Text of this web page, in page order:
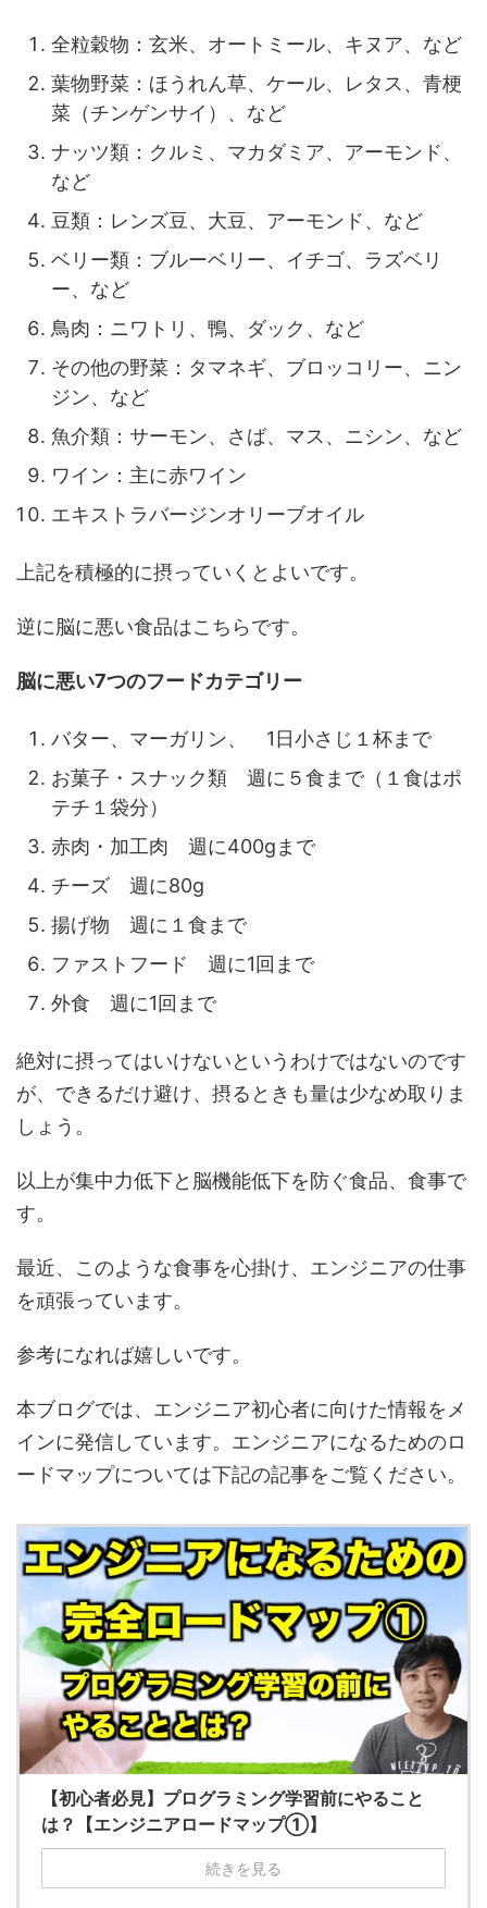
全粒穀物：玄米、オートミール、キヌア、など
葉物野菜：ほうれん草、ケール、レタス、青梗
菜（チンゲンサイ）、など
ナッツ類：クルミ、マカダミア、アーモンド、
など
豆類：レンズ豆、大豆、アーモンド、など
ベリー類：ブルーベリー、イチゴ、ラズベリ
ー、など
鳥肉：ニワトリ、鴨、ダック、など
その他の野菜：タマネギ、ブロッコリー、ニン
ジン、など
魚介類：サーモン、さば、マス、ニシン、など
ワイン：主に赤ワイン
エキストラバージンオリーブオイル
上記を積極的に摂っていくとよいです。
逆に脳に悪い食品はこちらです。
脳に悪い7つのフードカテゴリー
バター、マーガリン、 1日小さじ１杯まで
お菓子・スナック類 週に５食まで（１食はポ
テチ１袋分）
赤肉・加工肉 週に400gまで
チーズ 週に80g
揚げ物 週に１食まで
ファストフード 週に1回まで
外食 週に1回まで
絶対に摂ってはいけないというわけではないのです
が、できるだけ避け、摂るときも量は少なめ取りま
しょう。
以上が集中力低下と脳機能低下を防ぐ食品、食事で
す。
最近、このような食事を心掛け、エンジニアの仕事
を頑張っています。
参考になれば嬉しいです。
本ブログでは、エンジニア初心者に向けた情報をメ
インに発信しています。エンジニアになるためのロ
ードマップについては下記の記事をご覧ください。
【初心者必見】プログラミング学習前にやること
は？【エンジニアロードマップ①】
続きを見る